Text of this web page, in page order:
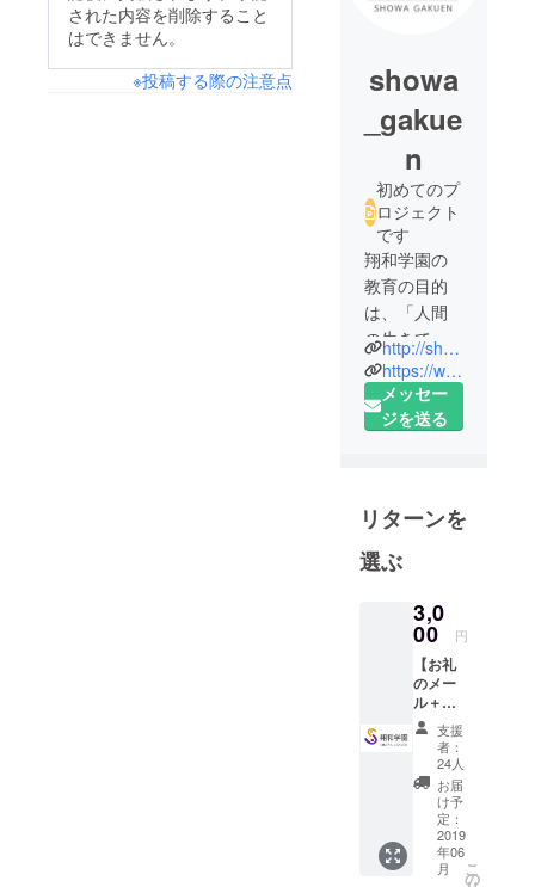
された内容を削除すること
はできません。
※投稿する際の注意点
showa
_gakue
n
初めてのプ
ロジェクト
です
翔和学園の
教育の目的
は、「人間
の生きてい
く気力を育
てる」とい
うことで
に、翔和学
園では、発
達障害やそ
れに類似す
る苦手さを
もつ若者た
ちに青春を
謳歌させる
ことを第一
す。それ
が、就労へ
の確かな道
であり、安
http://showa-gakuen.net/
https://www.facebook.com/nposhowagakuen/
メッセー
ジを送る
リターンを
選ぶ
3,0
00 円
【お礼
のメー
ル＋活
動報告
コー
ス】 ◉
「大鷲
城」建
築メン
バーか
らのお
礼メー
支援
者：
24人
お届
け予
定：
2019
年06
月
こ
の